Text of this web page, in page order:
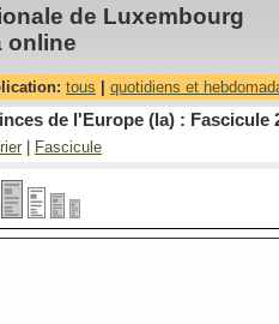
de Luxembourg
online
tous quotidiens et
de l'Europe (la) : Fascicule
Fascicule